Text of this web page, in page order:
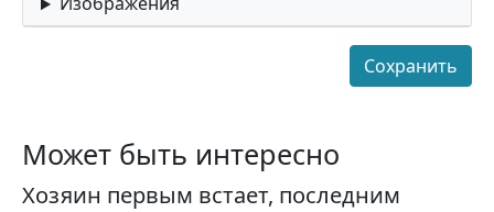
Может быть интересно
Хозяин первым встает, последним